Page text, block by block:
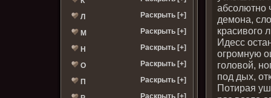
Л Раскрыть [+]
М Раскрыть [+]
Н Раскрыть [+]
О Раскрыть [+]
П Раскрыть [+]
Раскрыть [+]
абсолютно
демона,
красивого
Идесс
огромную
головой,
под дых,
Потирая